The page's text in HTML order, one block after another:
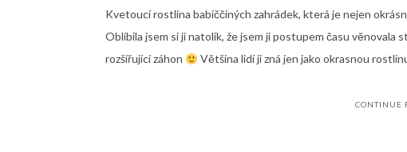
Kvetoucí rostlina babiččiných zahrádek, která je nejen
Oblíbila jsem si ji natolik, že jsem ji postupem času věnovala
rozšiřující záhon
Většina lidí ji zná jen jako okrasnou
CONTINUE